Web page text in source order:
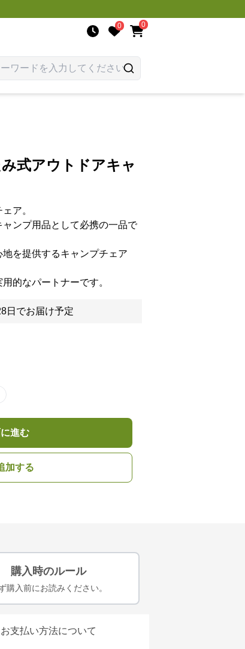
0 0
式アウトドアキャ
ア。
ンプ用品として必携の一品で
を提供するキャンプチェア
的なパートナーです。
日でお届け予定
進む
加する
購入時のルール
購入前にお読みください。
お支払い方法について